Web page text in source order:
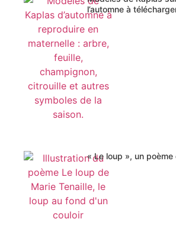
l’automne à
« Le loup », un poème